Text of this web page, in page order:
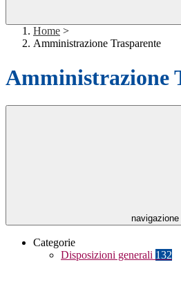
Home >
Amministrazione Trasparente
Amministrazione
navigazione
Categorie
Disposizioni generali 132